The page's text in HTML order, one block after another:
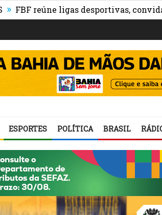
reúne ligas desportivas, convidados
ESPORTES POLÍTICA BRASIL